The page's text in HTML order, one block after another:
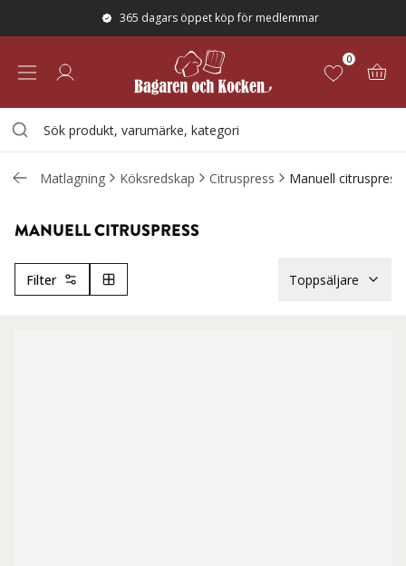
365 dagars öppet köp för medlemmar
0
Matlagning Köksredskap Citruspress Manuell citruspress
MANUELL CITRUSPRESS
Filter Toppsäljare